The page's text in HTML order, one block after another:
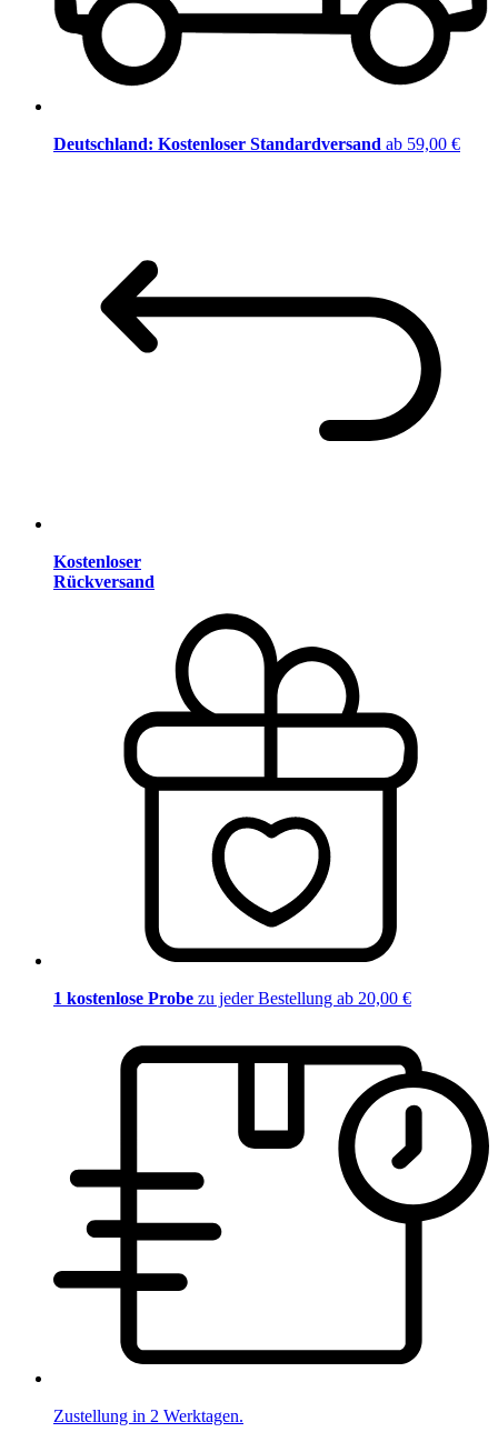
Deutschland: Kostenloser Standardversand ab 59,00 €
Kostenloser
Rückversand
1 kostenlose Probe zu jeder Bestellung ab 20,00 €
Zustellung in 2 Werktagen.